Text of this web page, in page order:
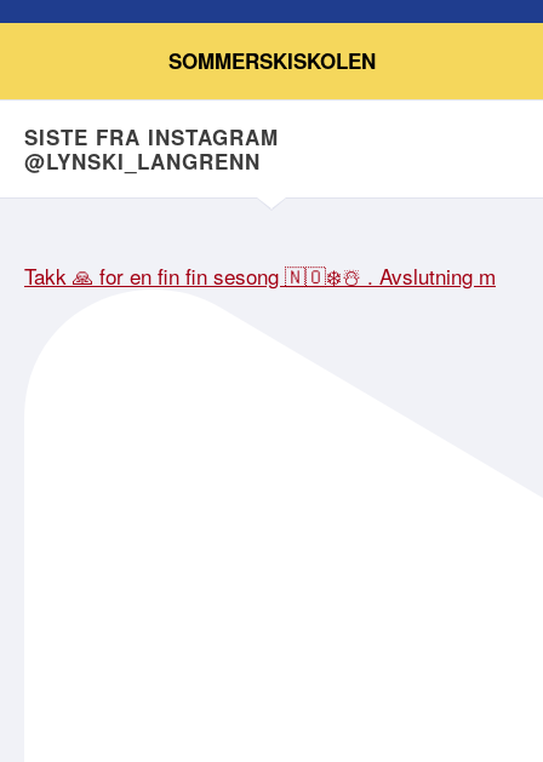
SOMMERSKISKOLEN
SISTE FRA INSTAGRAM
@LYNSKI_LANGRENN
Takk 🙏 for en fin fin sesong 🇳🇴❄️☃️ . Avslutning m